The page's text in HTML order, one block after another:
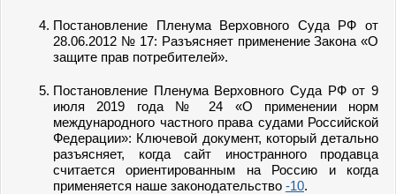
Постановление Пленума Верховного Суда РФ от
28.06.2012 № 17: Разъясняет применение Закона «О
защите прав потребителей».
Постановление Пленума Верховного Суда РФ от 9
июля 2019 года № 24 «О применении норм
международного частного права судами Российской
Федерации»: Ключевой документ, который детально
разъясняет, когда сайт иностранного продавца
считается ориентированным на Россию и когда
применяется наше законодательство -10.